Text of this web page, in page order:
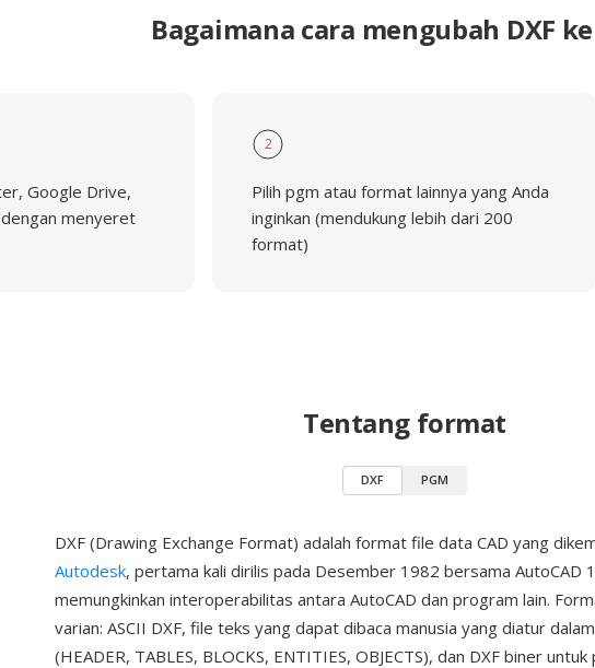
Bagaimana cara mengubah DXF ke
Google Drive,
menyeret
2
Pilih pgm atau format lainnya yang Anda
inginkan (mendukung lebih dari 200
format)
Tentang format
DXF PGM
DXF (Drawing Exchange Format) adalah format file data CAD yang
Autodesk, pertama kali dirilis pada Desember 1982 bersama AutoCAD
memungkinkan interoperabilitas antara AutoCAD dan program lain.
varian: ASCII DXF, file teks yang dapat dibaca manusia yang diatur
(HEADER, TABLES, BLOCKS, ENTITIES, OBJECTS), dan DXF biner